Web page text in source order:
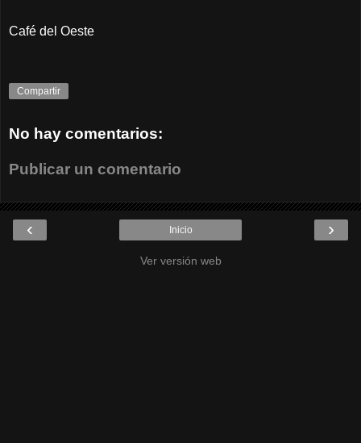
Café del Oeste
Compartir
No hay comentarios:
Publicar un comentario
‹ ›
Inicio
Ver versión web